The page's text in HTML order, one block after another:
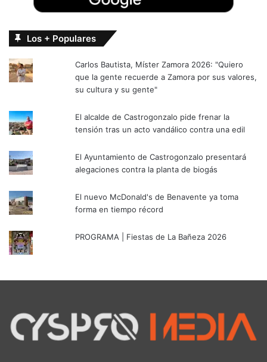
Los + Populares
Carlos Bautista, Míster Zamora 2026: "Quiero
que la gente recuerde a Zamora por sus valores,
su cultura y su gente"
El alcalde de Castrogonzalo pide frenar la
tensión tras un acto vandálico contra una edil
El Ayuntamiento de Castrogonzalo presentará
alegaciones contra la planta de biogás
El nuevo McDonald's de Benavente ya toma
forma en tiempo récord
PROGRAMA | Fiestas de La Bañeza 2026